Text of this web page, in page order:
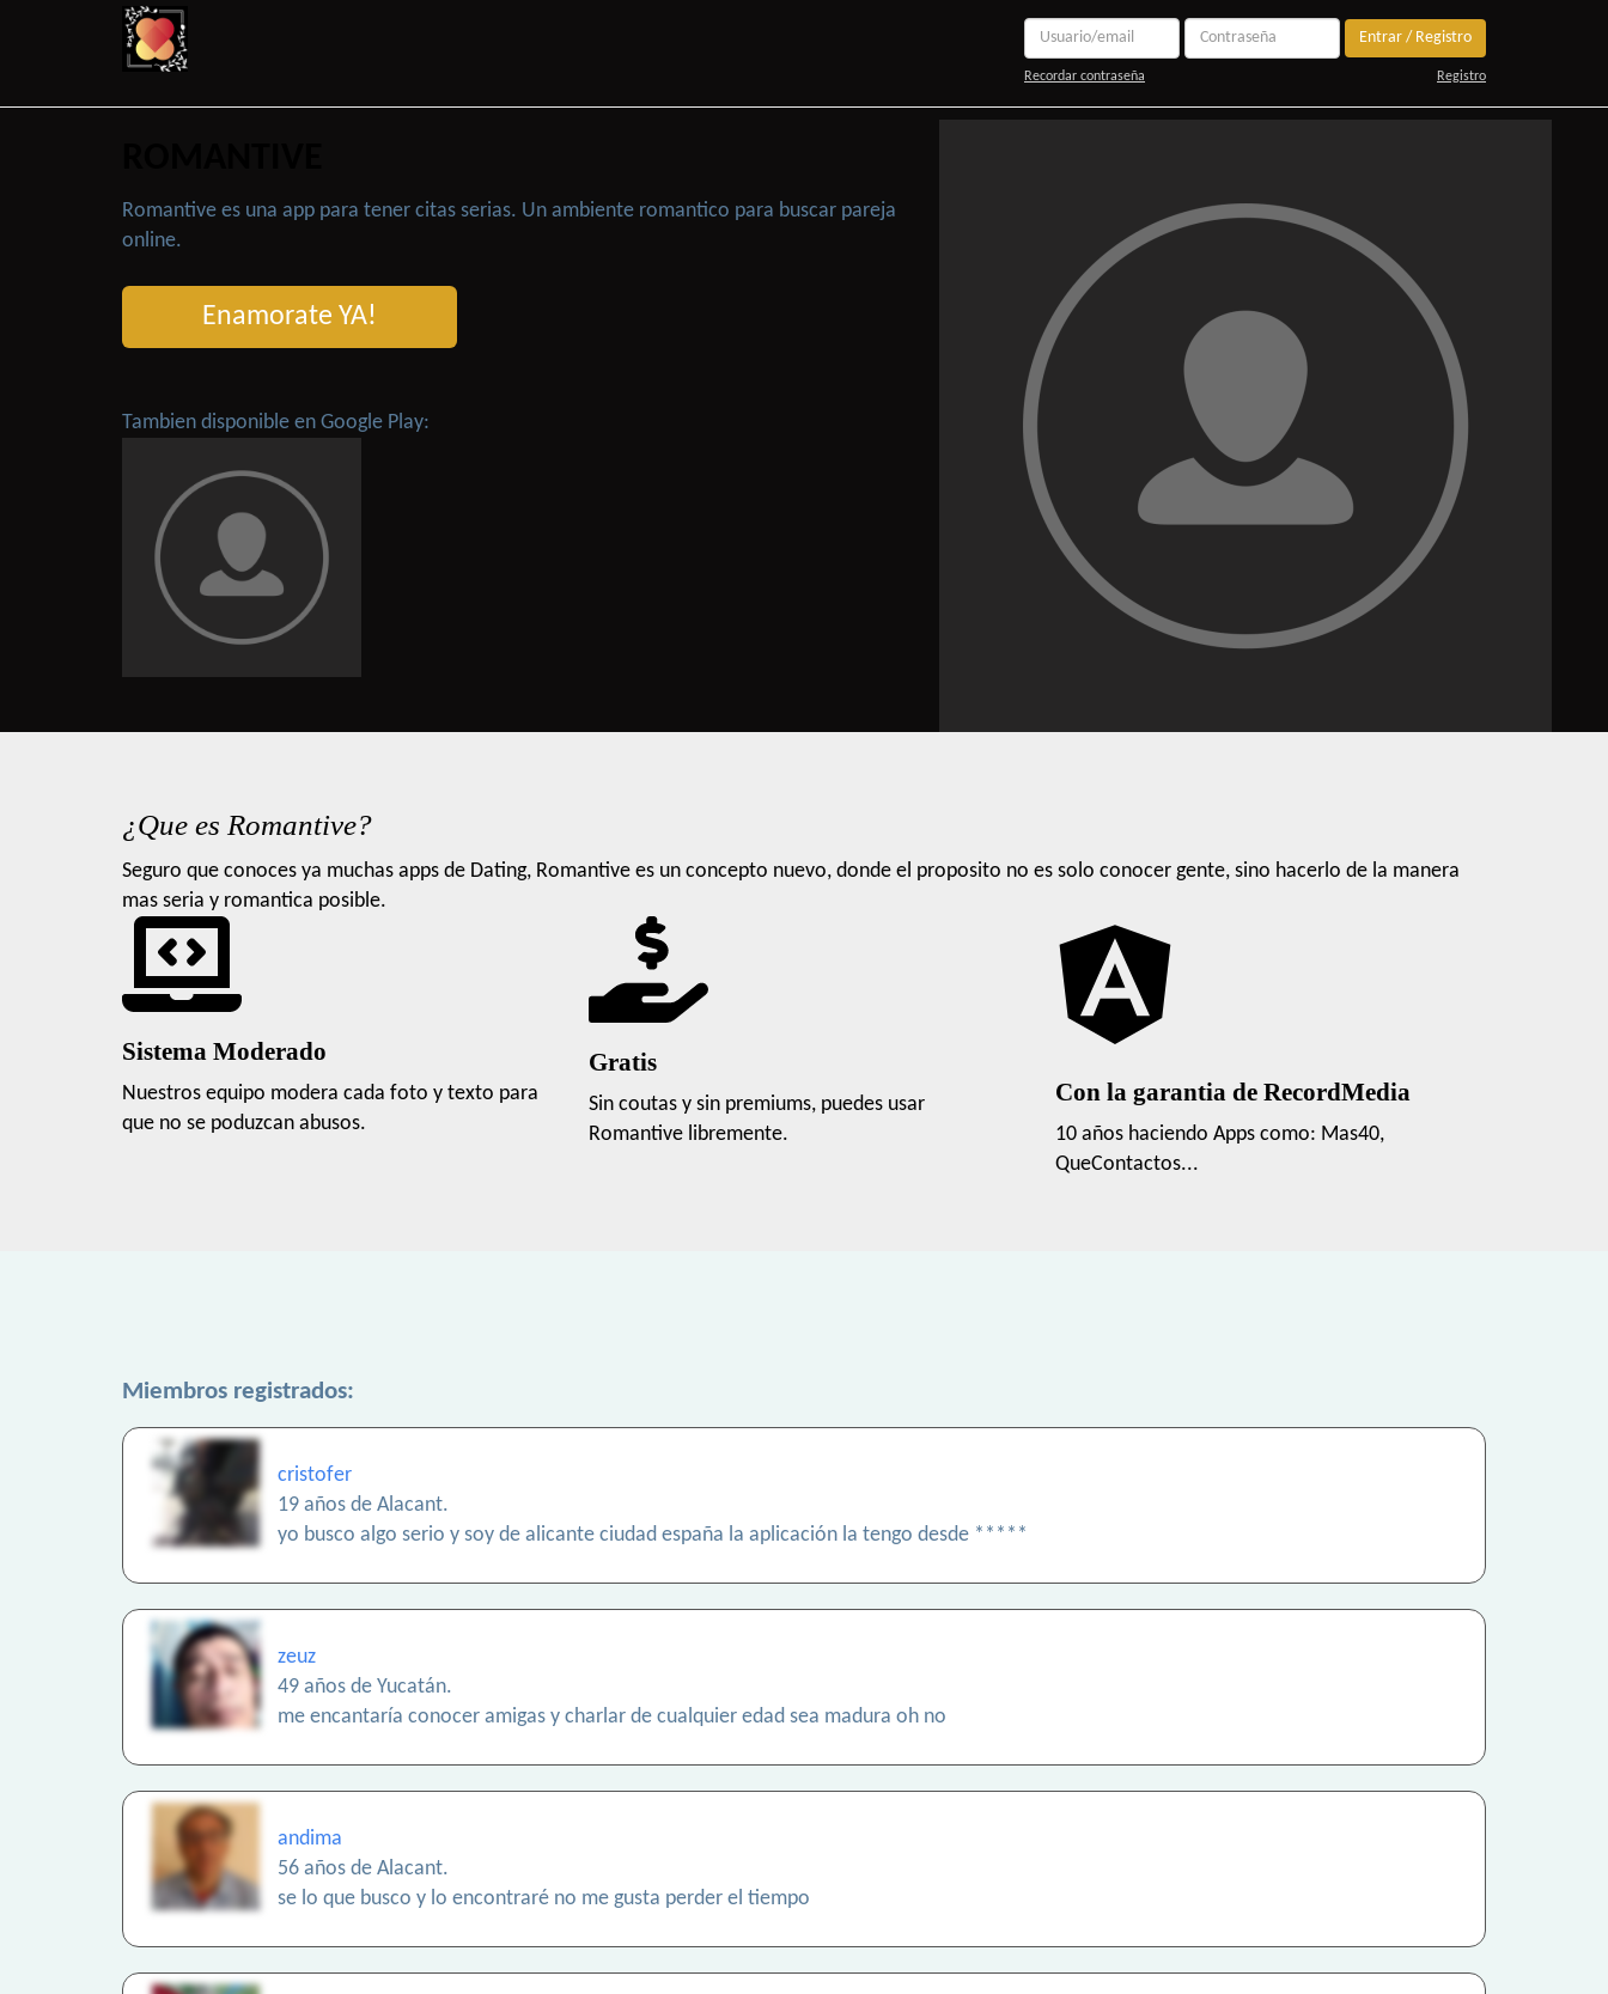
Entrar / Registro
Recordar contraseña Registro
Romantive es una app para tener citas serias. Un ambiente romantico para buscar pareja
online.
Enamorate YA!
Tambien disponible en Google Play:
¿Que es Romantive?
Seguro que conoces ya muchas apps de Dating, Romantive es un concepto nuevo, donde el proposito no es solo conocer gente, sino hacerlo de la manera
mas seria y romantica posible.
Sistema Moderado
Nuestros equipo modera cada foto y texto para
que no se poduzcan abusos.
Gratis
Sin coutas y sin premiums, puedes usar
Romantive libremente.
Con la garantia de RecordMedia
10 años haciendo Apps como: Mas40,
QueContactos...
Miembros registrados:
cristofer
19 años de Alacant.
yo busco algo serio y soy de alicante ciudad españa la aplicación la tengo desde *****
zeuz
49 años de Yucatán.
me encantaría conocer amigas y charlar de cualquier edad sea madura oh no
andima
56 años de Alacant.
se lo que busco y lo encontraré no me gusta perder el tiempo